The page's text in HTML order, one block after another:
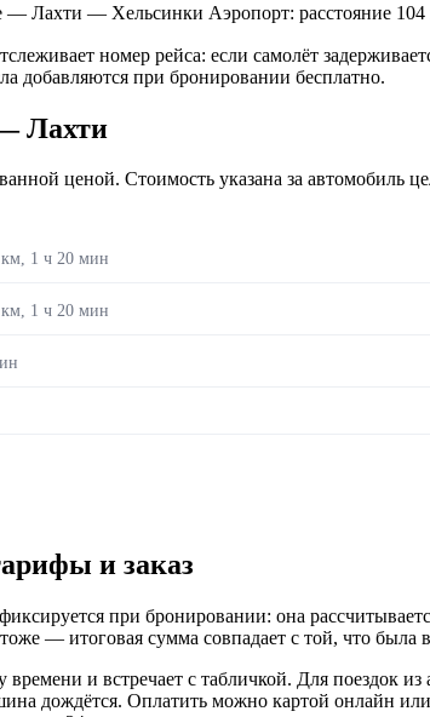
— Лахти — Хельсинки Аэропорт: расстояние
номер рейса: если самолёт
добавляются при бронировании бесплатно.
Лахти
ценой. Стоимость указана за автомобиль
км, 1 ч 20 мин
км, 1 ч 20 мин
и заказ
при бронировании: она
— итоговая сумма совпадает с той, что была
и встречает с табличкой. Для поездок
дождётся. Оплатить можно картой онлайн